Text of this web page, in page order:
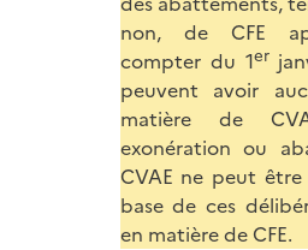
non, de CFE
compter du 1er
peuvent avoir
matière de
exonération ou
CVAE ne peut
base de ces
en matière de CFE.